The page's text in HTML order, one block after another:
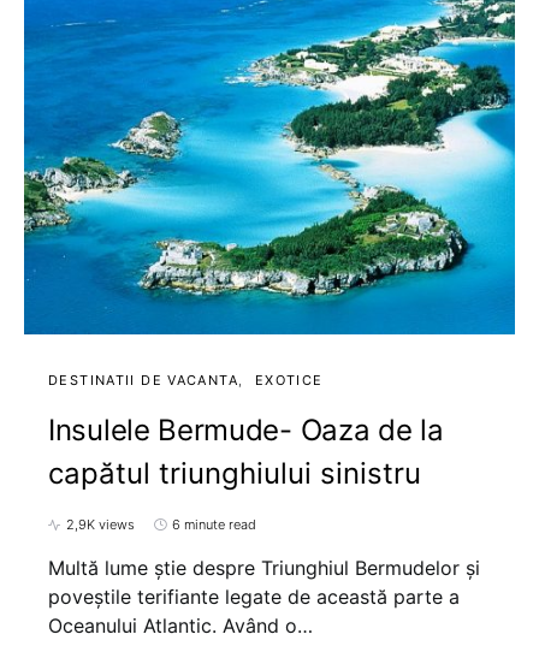
DESTINATII DE VACANTA EXOTICE
Insulele Bermude- Oaza de la
capătul triunghiului sinistru
2,9K views 6 minute read
Multă lume știe despre Triunghiul Bermudelor și
poveștile terifiante legate de această parte a
Oceanului Atlantic. Având o…